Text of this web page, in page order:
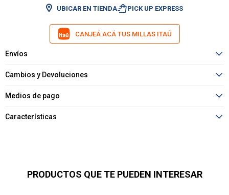
UBICAR EN TIENDAshopping_bag_speedPICK UP EXPRESS
CANJEÁ ACÁ TUS MILLAS ITAÚ
Envíos
Cambios y Devoluciones
Medios de pago
Características
PRODUCTOS QUE TE PUEDEN INTERESAR